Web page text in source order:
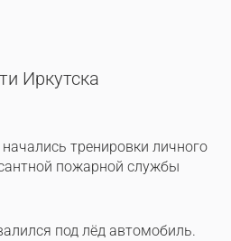
Иркутска
тренировки личного
пожарной службы
под лёд автомобиль.